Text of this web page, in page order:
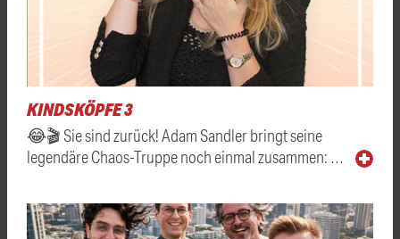
KINDSKÖPFE 3
😂🎬 Sie sind zurück! Adam Sandler bringt seine
legendäre Chaos-Truppe noch einmal zusammen: …